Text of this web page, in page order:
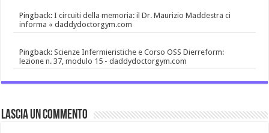
Pingback:I circuiti della memoria: il Dr. Maurizio Maddestra ci
informa « daddydoctorgym.com
Pingback:Scienze Infermieristiche e Corso OSS Dierreform:
lezione n. 37, modulo 15 - daddydoctorgym.com
Lascia un commento